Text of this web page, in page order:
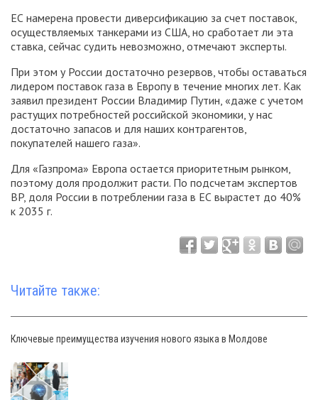
ЕС намерена провести диверсификацию за счет поставок,
осуществляемых танкерами из США, но сработает ли эта
ставка, сейчас судить невозможно, отмечают эксперты.
При этом у России достаточно резервов, чтобы оставаться
лидером поставок газа в Европу в течение многих лет. Как
заявил президент России Владимир Путин, «даже с учетом
растущих потребностей российской экономики, у нас
достаточно запасов и для наших контрагентов,
покупателей нашего газа».
Для «Газпрома» Европа остается приоритетным рынком,
поэтому доля продолжит расти. По подсчетам экспертов
BP, доля России в потреблении газа в ЕС вырастет до 40%
к 2035 г.
Читайте также:
Ключевые преимущества изучения нового языка в Молдове